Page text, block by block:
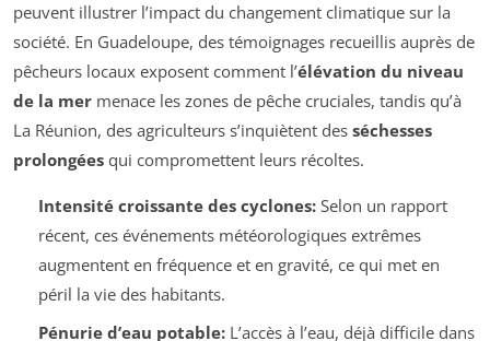
peuvent illustrer l’impact du changement climatique sur la
société. En Guadeloupe, des témoignages recueillis auprès de
pêcheurs locaux exposent comment l’élévation du niveau
de la mer menace les zones de pêche cruciales, tandis qu’à
La Réunion, des agriculteurs s’inquiètent des séchesses
prolongées qui compromettent leurs récoltes.
Intensité croissante des cyclones:Selon un rapport
récent, ces événements météorologiques extrêmes
augmentent en fréquence et en gravité, ce qui met en
péril la vie des habitants.
Pénurie d’eau potable:L’accès à l’eau, déjà difficile dans